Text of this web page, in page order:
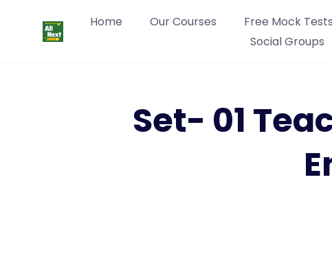
Home Our Courses Free Mock Tests
Social Groups
Set- 01